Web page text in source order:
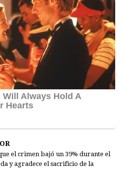
el crimen bajó un 39% durante el
y agradece el sacrificio de la